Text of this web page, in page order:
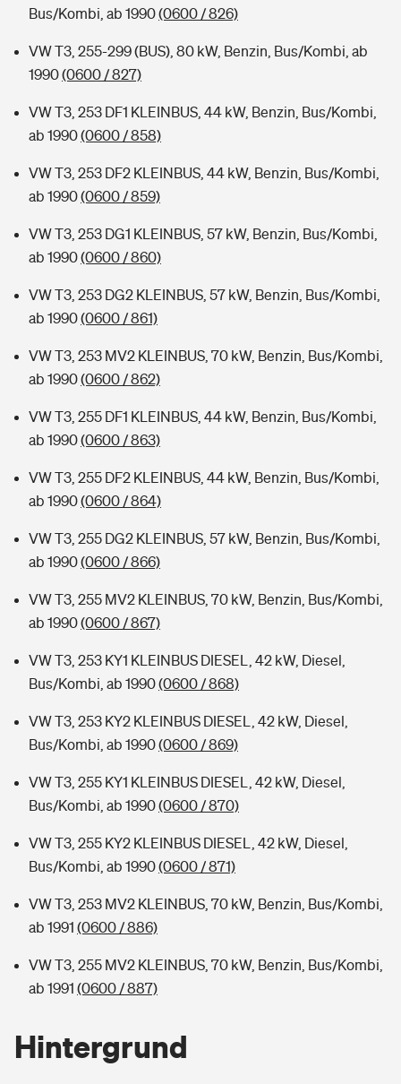
Bus/Kombi, ab 1990(0600 / 826)
VW T3, 255-299 (BUS), 80 kW, Benzin, Bus/Kombi, ab
1990(0600 / 827)
VW T3, 253 DF1 KLEINBUS, 44 kW, Benzin, Bus/Kombi,
ab 1990(0600 / 858)
VW T3, 253 DF2 KLEINBUS, 44 kW, Benzin, Bus/Kombi,
ab 1990(0600 / 859)
VW T3, 253 DG1 KLEINBUS, 57 kW, Benzin, Bus/Kombi,
ab 1990(0600 / 860)
VW T3, 253 DG2 KLEINBUS, 57 kW, Benzin, Bus/Kombi,
ab 1990(0600 / 861)
VW T3, 253 MV2 KLEINBUS, 70 kW, Benzin, Bus/Kombi,
ab 1990(0600 / 862)
VW T3, 255 DF1 KLEINBUS, 44 kW, Benzin, Bus/Kombi,
ab 1990(0600 / 863)
VW T3, 255 DF2 KLEINBUS, 44 kW, Benzin, Bus/Kombi,
ab 1990(0600 / 864)
VW T3, 255 DG2 KLEINBUS, 57 kW, Benzin, Bus/Kombi,
ab 1990(0600 / 866)
VW T3, 255 MV2 KLEINBUS, 70 kW, Benzin, Bus/Kombi,
ab 1990(0600 / 867)
VW T3, 253 KY1 KLEINBUS DIESEL, 42 kW, Diesel,
Bus/Kombi, ab 1990(0600 / 868)
VW T3, 253 KY2 KLEINBUS DIESEL, 42 kW, Diesel,
Bus/Kombi, ab 1990(0600 / 869)
VW T3, 255 KY1 KLEINBUS DIESEL, 42 kW, Diesel,
Bus/Kombi, ab 1990(0600 / 870)
VW T3, 255 KY2 KLEINBUS DIESEL, 42 kW, Diesel,
Bus/Kombi, ab 1990(0600 / 871)
VW T3, 253 MV2 KLEINBUS, 70 kW, Benzin, Bus/Kombi,
ab 1991 (0600 / 886)
VW T3, 255 MV2 KLEINBUS, 70 kW, Benzin, Bus/Kombi,
ab 1991 (0600 / 887)
Hintergrund